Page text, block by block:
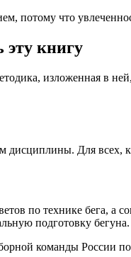
потому что
книгу
изложенная в
дисциплины. Для всех,
по технике бега, а
подготовку бегуна.
команды России